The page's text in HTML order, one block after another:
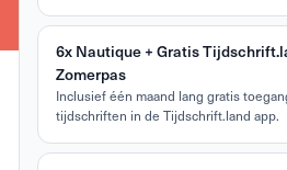
6x Nautique + Gratis
Zomerpas
Inclusief één maand lang gratis
tijdschriften in de Tijdschrift.land app.